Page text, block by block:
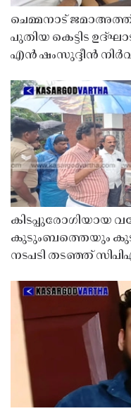
ചെമ്മനാട്
പുതിയ കെട്ടിട
എൻ ഷംസുദ്ദീൻ
കിടപ്പുരോഗിയായ
കുടുംബത്തെയും
നടപടി തടഞ്ഞ്